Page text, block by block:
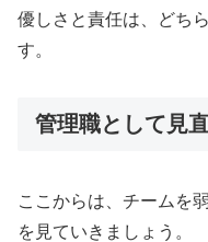
優しさと責任は、どち
す。
管理職として見
ここからは、チームを
を見ていきましょう。